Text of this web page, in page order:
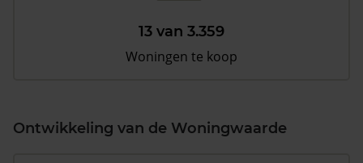
13 van 3.359
Woningen te koop
Ontwikkeling van de Woningwaarde